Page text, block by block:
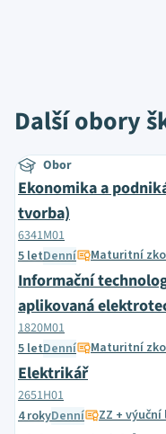
Další obory
Obor
Ekonomika a
tvorba)
6341M01
5 letDenní Maturitní
Informační
aplikovaná
1820M01
5 letDenní Maturitní
Elektrikář
2651H01
4 rokyDenní ZZ +